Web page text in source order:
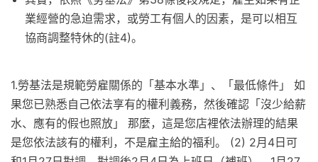
業經營的急迫需求，或勞工有個人的因素，是可以相互
協商調整特休的(註4)。
1.勞基法是規範勞雇關係的「基本水準」、「最低條件」 如
果您已熟悉自己依法享有的權利義務，然後確認「沒少給薪
水、應有的假也照放」 那麼，這是您店裡依法辦理的結果
是您依法該有的權利，不是雇主給的福利。 (2) 2月4日可